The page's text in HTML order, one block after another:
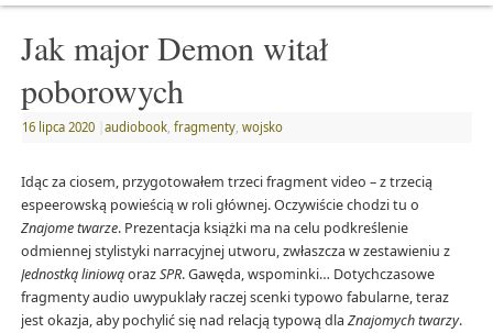
Jak major Demon witał
poborowych
16 lipca 2020 audiobook, fragmenty, wojsko
Idąc za ciosem, przygotowałem trzeci fragment video – z trzecią
espeerowską powieścią w roli głównej. Oczywiście chodzi tu o
Znajome twarze. Prezentacja książki ma na celu podkreślenie
odmiennej stylistyki narracyjnej utworu, zwłaszcza w zestawieniu z
Jednostką liniowąorazSPR. Gawęda, wspominki… Dotychczasowe
fragmenty audio uwypuklały raczej scenki typowo fabularne, teraz
jest okazja, aby pochylić się nad relacją typową dla Znajomych twarzy.